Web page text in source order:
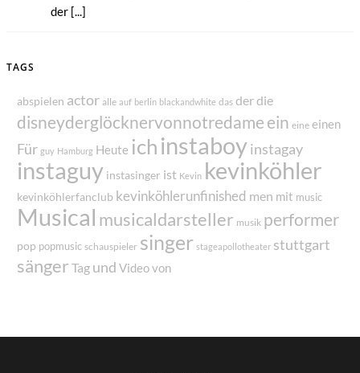
der [...]
TAGS
abspielen actor alle auf berlin blackandwhite das derdie
disneyderglöcknervonnotredame ein eine einen
Für guy Hamburg Heute ichinstaboy instagay
instaguy instasinger ist Kevin kevinköhler
kevinköhlerfanclub kevinköhlerunfinished men mit music
Musical musicaldarsteller musik performer
pop popmusic schauspieler singer stageapollotheater stuttgart
sänger Tag und Video von